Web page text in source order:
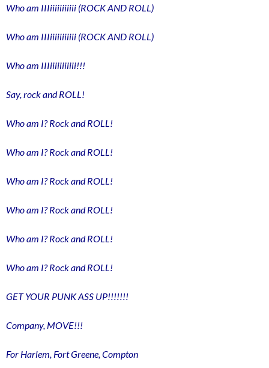
Who am IIIiiiiiiiiiii (ROCK AND ROLL)
Who am IIIiiiiiiiiiii (ROCK AND ROLL)
Who am IIIiiiiiiiiiii!!!
Say, rock and ROLL!
Who am I? Rock and ROLL!
Who am I? Rock and ROLL!
Who am I? Rock and ROLL!
Who am I? Rock and ROLL!
Who am I? Rock and ROLL!
Who am I? Rock and ROLL!
GET YOUR PUNK ASS UP!!!!!!!
Company, MOVE!!!
For Harlem, Fort Greene, Compton